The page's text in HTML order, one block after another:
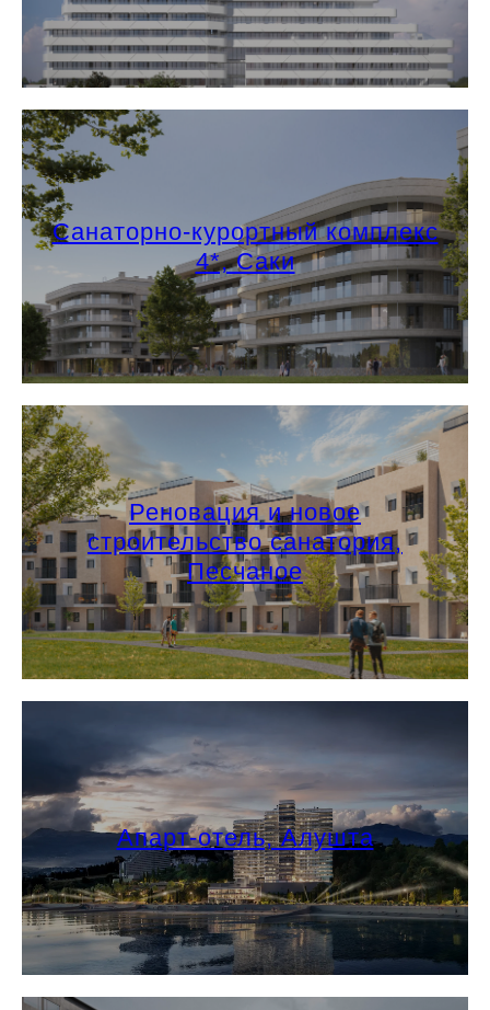
Санаторно-курортный комплекс
4*, Саки
Реновация и новое
строительство санатория,
Песчаное
Апарт-отель, Алушта
Политика в отношении обработки персональных данных
+7 (495) 118 25 11